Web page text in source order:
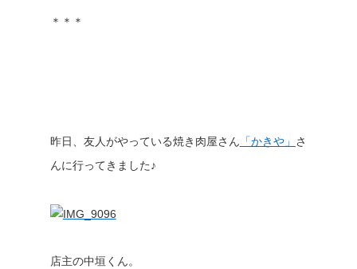
＊＊＊
昨日、友人がやっている焼き肉屋さん 「かきや」 さ
んに行ってきました♪
店主の中垣くん。